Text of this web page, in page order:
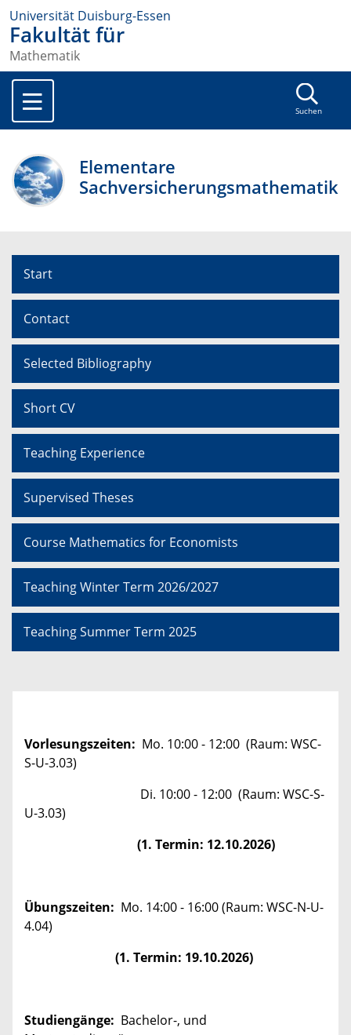
Universität Duisburg-Essen
Fakultät für
Mathematik
Suchen
Elementare
Sachversicherungsmathematik
Start
Contact
Selected Bibliography
Short CV
Teaching Experience
Supervised Theses
Course Mathematics for Economists
Teaching Winter Term 2026/2027
Teaching Summer Term 2025
Vorlesungszeiten: Mo. 10:00 - 12:00 (Raum: WSC-
S-U-3.03)
Di. 10:00 - 12:00 (Raum: WSC-S-
U-3.03)
(1. Termin: 12.10.2026)
Übungszeiten: Mo. 14:00 - 16:00 (Raum: WSC-N-U-
4.04)
(1. Termin: 19.10.2026)
Studiengänge: Bachelor-, und